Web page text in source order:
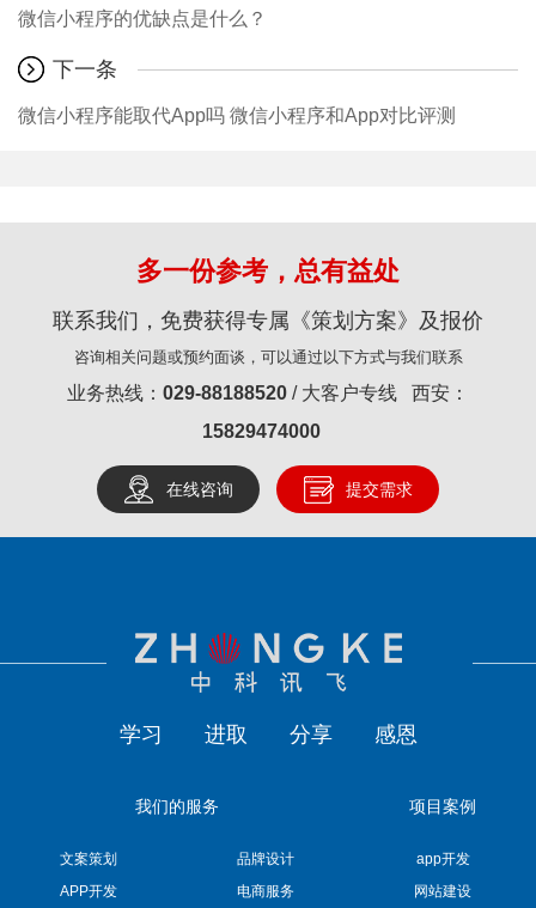
微信小程序的优缺点是什么？
下一条
微信小程序能取代App吗 微信小程序和App对比评测
多一份参考，总有益处
联系我们，免费获得专属《策划方案》及报价
咨询相关问题或预约面谈，可以通过以下方式与我们联系
业务热线： 029-88188520 / 大客户专线 西安：
15829474000
在线咨询 提交需求
学习 进取 分享 感恩
我们的服务
文案策划
品牌设计
APP开发
电商服务
项目案例
app开发
网站建设